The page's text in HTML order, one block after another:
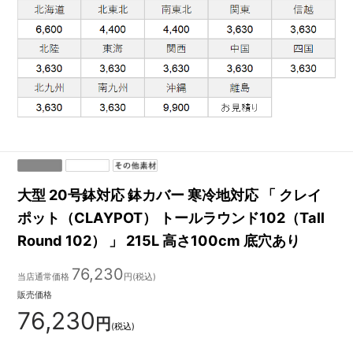
大型 20号鉢対応 鉢カバー 寒冷地対応 「 クレイ
ポット（CLAYPOT） トールラウンド102（Tall
Round 102） 」 215L 高さ100cm 底穴あり
当店通常価格 76,230円(税込)
販売価格
76,230 円 (税込)